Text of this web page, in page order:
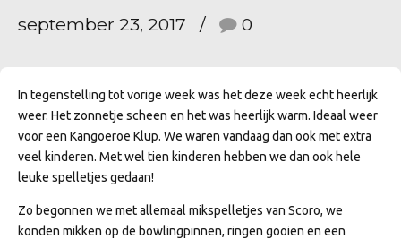
september 23, 2017 0
In tegenstelling tot vorige week was het deze week echt heerlijk
weer. Het zonnetje scheen en het was heerlijk warm. Ideaal weer
voor een Kangoeroe Klup. We waren vandaag dan ook met extra
veel kinderen. Met wel tien kinderen hebben we dan ook hele
leuke spelletjes gedaan!
Zo begonnen we met allemaal mikspelletjes van Scoro, we
konden mikken op de bowlingpinnen, ringen gooien en een